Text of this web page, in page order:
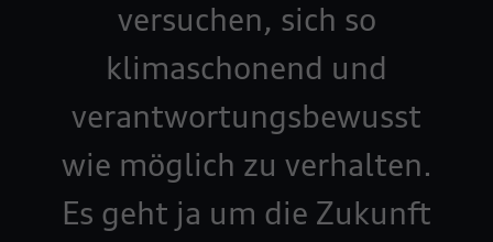
versuchen, sich so
klimaschonend und
verantwortungs­bewusst
wie möglich zu verhalten.
Es geht ja um die Zukunft